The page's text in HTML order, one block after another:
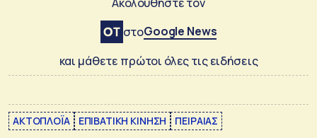
στοGoogle News
και μάθετε πρώτοι όλες τις ειδήσεις
ΑΚΤΟΠΛΟΪΑ ΕΠΙΒΑΤΙΚΗ ΚΙΝΗΣΗ ΠΕΙΡΑΙΑΣ